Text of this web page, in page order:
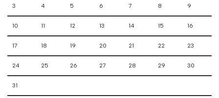
3 4 5 6 7 8 9
10 11 12 13 14 15 16
17 18 19 20 21 22 23
24 25 26 27 28 29 30
31